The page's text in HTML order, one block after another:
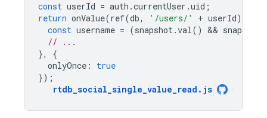
const userId = auth .currentUser .uid ;
return onValue(ref(db, '/users/' + userId),
const username = (snapshot.val() && snapshot
// ...
},
{
onlyOnce :
true
});
rtdb_social_single_value_read . js